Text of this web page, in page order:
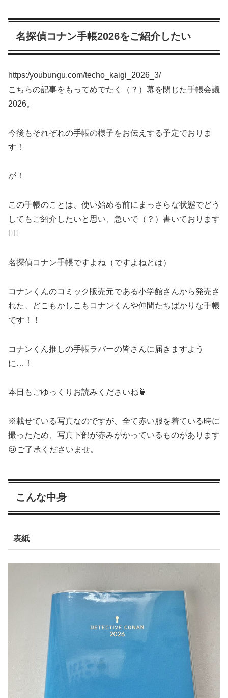
名探偵コナン手帳2026をご紹介したい
https:/youbungu.com/techo_kaigi_2026_3/
こちらの記事をもってめでたく（？）幕を閉じた手帳会議
2026。
今後もそれぞれの手帳の様子をお伝えする予定でおりま
す！
が！
この手帳のことは、使い始める前にまっさらな状態でどう
してもご紹介したいと思い、急いで（？）書いております
✊🏻
名探偵コナン手帳ですよね（ですよねとは）
コナンくんのコミック販売元である小学館さんから発売さ
れた、どこもかしこもコナンくんや仲間たちばかりな手帳
です！！
コナンくん推しの手帳ラバーの皆さんに届きますよう
に…！
本日もごゆっくりお読みくださいね🍵
※載せている写真なのですが、全て赤い服を着ている時に
撮ったため、写真下部が赤みがかっているものがあります
😢ご了承くださいませ。
こんな中身
表紙